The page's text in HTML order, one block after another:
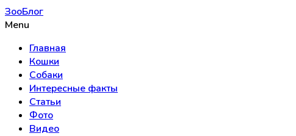
ЗооБлог
Menu
Главная
Кошки
Собаки
Интересные факты
Статьи
Фото
Видео